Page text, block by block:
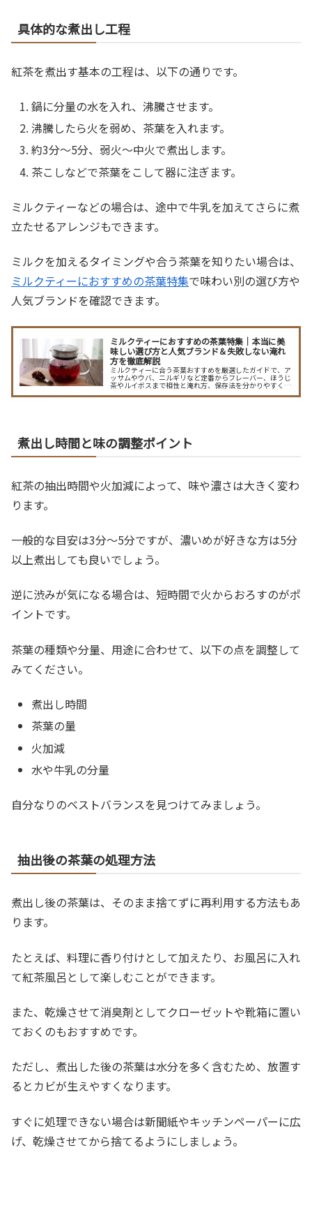
具体的な煮出し工程
紅茶を煮出す基本の工程は、以下の通りです。
鍋に分量の水を入れ、沸騰させます。
沸騰したら火を弱め、茶葉を入れます。
約3分〜5分、弱火〜中火で煮出します。
茶こしなどで茶葉をこして器に注ぎます。
ミルクティーなどの場合は、途中で牛乳を加えてさらに煮
立たせるアレンジもできます。
ミルクを加えるタイミングや合う茶葉を知りたい場合は、
ミルクティーにおすすめの茶葉特集で味わい別の選び方や
人気ブランドを確認できます。
ミルクティーにおすすめの茶葉特集｜本当に美
味しい選び方と人気ブランド＆失敗しない淹れ
方を徹底解説
ミルクティーに合う茶葉おすすめを厳選したガイドで、ア
ッサムやウバ、ニルギリなど定番からフレーバー、ほうじ
茶やルイボスまで相性と淹れ方、保存法を分かりやすく解
説。ブランド別のおすすめや自分に合う見つけ方も紹介
し、毎日のミルクティーを格上げします。家で簡単に再現
煮出し時間と味の調整ポイント
紅茶の抽出時間や火加減によって、味や濃さは大きく変わ
ります。
一般的な目安は3分〜5分ですが、濃いめが好きな方は5分
以上煮出しても良いでしょう。
逆に渋みが気になる場合は、短時間で火からおろすのがポ
イントです。
茶葉の種類や分量、用途に合わせて、以下の点を調整して
みてください。
煮出し時間
茶葉の量
火加減
水や牛乳の分量
自分なりのベストバランスを見つけてみましょう。
抽出後の茶葉の処理方法
煮出し後の茶葉は、そのまま捨てずに再利用する方法もあ
ります。
たとえば、料理に香り付けとして加えたり、お風呂に入れ
て紅茶風呂として楽しむことができます。
また、乾燥させて消臭剤としてクローゼットや靴箱に置い
ておくのもおすすめです。
ただし、煮出した後の茶葉は水分を多く含むため、放置す
るとカビが生えやすくなります。
すぐに処理できない場合は新聞紙やキッチンペーパーに広
げ、乾燥させてから捨てるようにしましょう。